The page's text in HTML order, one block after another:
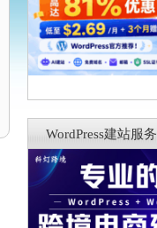
WordPress建站服务